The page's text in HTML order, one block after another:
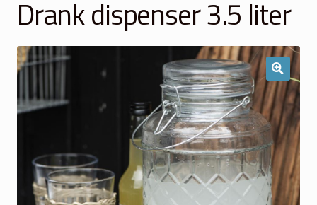
Winkelmand
Over Ons
Drank dispenser 3.5 liter